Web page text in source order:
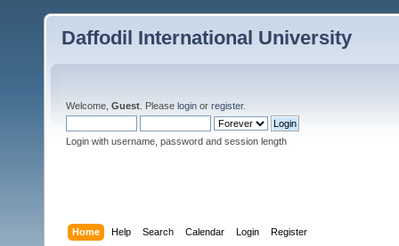
Daffodil International University
Welcome, Guest . Please login or register.
Login with username, password and session length
Home Help Search Calendar Login Register